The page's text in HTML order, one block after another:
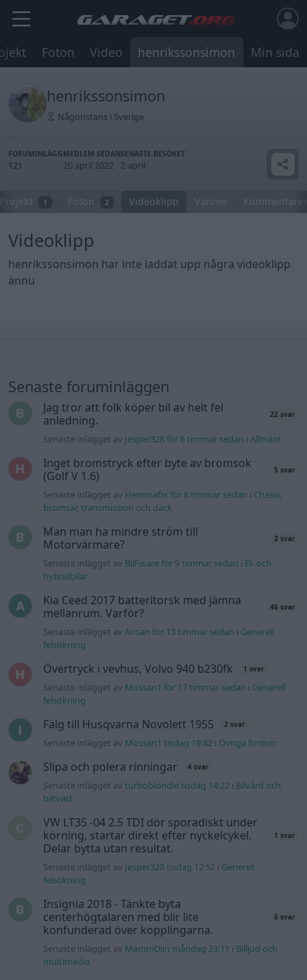
Foton Video henrikssonsimon Min sida
henrikssonsimon
Någonstans i Sverige
FORUMINLÄGG
121
MEDLEM SEDAN
20 april 2022
SENASTE BESÖKET
2 april
Projekt 1 Foton 2 Videoklipp Vänner Kommentarer
Videoklipp
henrikssonsimon har inte laddat upp några videoklipp
ännu
Senaste foruminläggen
Jag tror att folk köper bil av helt fel
anledning.
22 svar
Senaste inlägget av Jesper328 för 6 timmar sedan iAllmänt
Inget bromstryck efter byte av bromsok
(Golf V 1.6)
5 svar
Senaste inlägget av Hemmafix för 8 timmar sedan i Chassi,
bromsar, transmission och däck
Man man ha mindre ström till
Motorvärmare?
2 svar
Senaste inlägget av BilFixare för 9 timmar sedan i El- och
hybridbilar
Kia Ceed 2017 batteritorsk med jämna
mellanrum. Varför?
46 svar
Senaste inlägget avAnsan för 13 timmar sedan i Generell
felsökning
Övertryck i vevhus, Volvo 940 b230fk 1 svar
Senaste inlägget av Mossan1 för 17 timmar sedan i Generell
felsökning
Fälg till Husqvarna Novolett 1955 2 svar
Senaste inlägget av Mossan1 tisdag 19:42 i Övriga fordon
Slipa och polera rinningar 4 svar
Senaste inlägget avturboblondie tisdag 14:22 i Bilvård och
biltvätt
VW LT35 -04 2.5 TDI dör sporadiskt under
körning, startar direkt efter nyckelcykel.
Delar bytta utan resultat.
1 svar
Senaste inlägget av Jesper328 tisdag 12:52 i Generell
felsökning
Insignia 2018 - Tänkte byta
centerhögtalaren med blir lite
konfunderad över kopplingarna.
6 svar
Senaste inlägget av MammDiin måndag 23:11 i Billjud och
multimedia